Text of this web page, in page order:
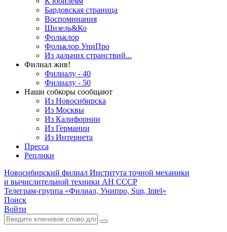
Бардовская страница
Воспоминания
Шизель&Ко
Фольклор
Фольклор УниПро
Из дальних странствий...
Филиал жив!
Филиалу - 40
Филиалу - 50
Наши собкоры сообщают
Из Новосибирска
Из Москвы
Из Калифорнии
Из Германии
Из Интернета
Пресса
Реплики
Новосибирский филиал Института точной механики
и вычислительной техники АН СССР
Телеграм-группа «Филиал, Унипро, Sun, Intel»
Поиск
Войти